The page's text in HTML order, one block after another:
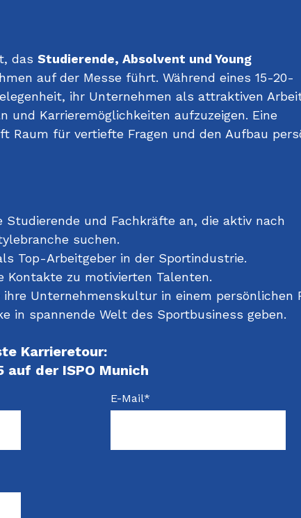
das Studierende, Absolvent und Young
auf der Messe führt. Während eines 15-20-
ihr Unternehmen als attraktiven
und Karrieremöglichkeiten aufzuzeigen. Eine
Raum für vertiefte Fragen und den Aufbau
Studierende und Fachkräfte an, die aktiv nach
suchen.
Top-Arbeitgeber in der Sportindustrie.
Kontakte zu motivierten Talenten.
ihre Unternehmenskultur in einem persönlichen
in spannende Welt des Sportbusiness geben.
Karrieretour:
auf der ISPO Munich
E-Mail*